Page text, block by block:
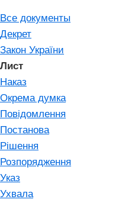
Все документы
Декрет
Закон України
Лист
Наказ
Окрема думка
Повідомлення
Постанова
Рішення
Розпорядження
Указ
Ухвала